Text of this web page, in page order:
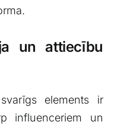
un attiecību
elements ir
influenceriem un‌